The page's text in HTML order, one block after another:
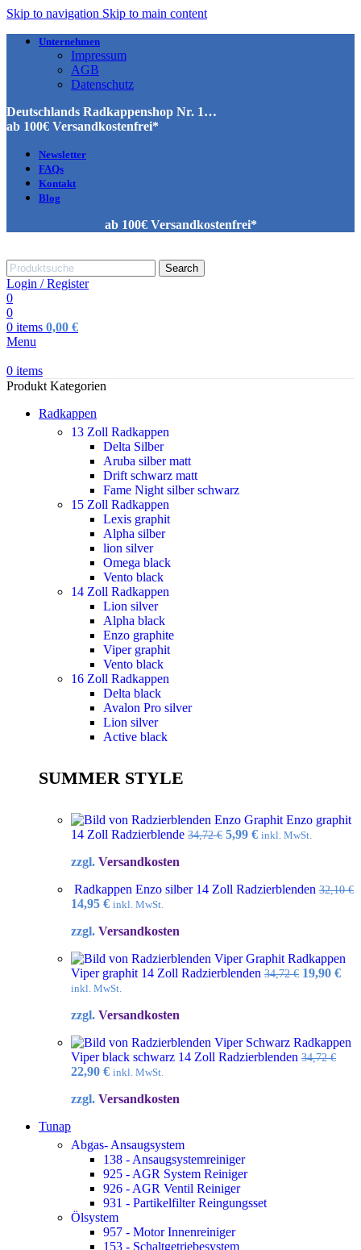
Skip to navigation Skip to main content
Unternehmen
Impressum
AGB
Datenschutz
Deutschlands Radkappenshop Nr. 1…
ab 100€ Versandkostenfrei*
Newsletter
FAQs
Kontakt
Blog
ab 100€ Versandkostenfrei*
Search
Login / Register
0
0
0 items 0,00 €
Menu
0 items
Produkt Kategorien
Radkappen
13 Zoll Radkappen
Delta Silber
Aruba silber matt
Drift schwarz matt
Fame Night silber schwarz
15 Zoll Radkappen
Lexis graphit
Alpha silber
lion silver
Omega black
Vento black
14 Zoll Radkappen
Lion silver
Alpha black
Enzo graphite
Viper graphit
Vento black
16 Zoll Radkappen
Delta black
Avalon Pro silver
Lion silver
Active black
SUMMER STYLE
Enzo graphit
14 Zoll Radzierblende 34,72€ Ursprünglicher
5,99 €Aktueller
inkl. MwSt.
zzgl. Versandkosten
Radkappen Enzo silber 14 Zoll Radzierblenden 32,10€
Ursprünglicher
war:
14,95 €Aktueller
ist:
inkl. MwSt.
zzgl. Versandkosten
Radkappen
Viper graphit 14 Zoll Radzierblenden 34,72€ 19,90 €
inkl. MwSt.
zzgl. Versandkosten
Radkappen
Viper black schwarz 14 Zoll Radzierblenden 34,72€
Ursprünglicher
war:
22,90 €Aktueller
ist:
inkl. MwSt.
zzgl. Versandkosten
Tunap
Abgas- Ansaugsystem
138 - Ansaugsystemreiniger
925 - AGR System Reiniger
926 - AGR Ventil Reiniger
931 - Partikelfilter Reingungsset
Ölsystem
957 - Motor Innenreiniger
153 - Schaltgetriebesystem